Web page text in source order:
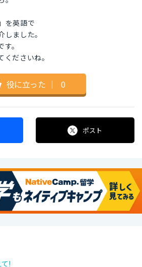
を英語で
ました。
。
ださいね。
役に立った ｜ 0
ポスト
!